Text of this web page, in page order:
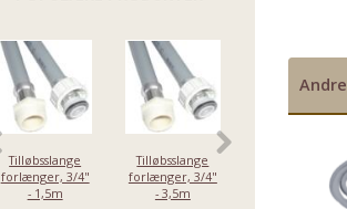
Tilløbsslange
forlænger, 3/4"
- 1,5m
Tilløbsslange
forlænger, 3/4"
- 3,5m
med aquastop,
3/4" - 1,5m